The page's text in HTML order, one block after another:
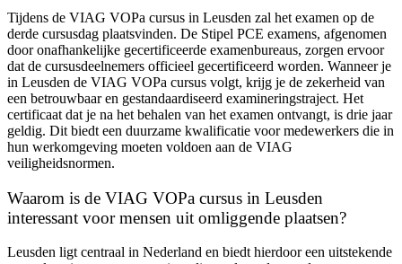
Tijdens de VIAG VOPa cursus in Leusden zal het examen op de
derde cursusdag plaatsvinden. De Stipel PCE examens, afgenomen
door onafhankelijke gecertificeerde examenbureaus, zorgen ervoor
dat de cursusdeelnemers officieel gecertificeerd worden. Wanneer je
in Leusden de VIAG VOPa cursus volgt, krijg je de zekerheid van
een betrouwbaar en gestandaardiseerd examineringstraject. Het
certificaat dat je na het behalen van het examen ontvangt, is drie jaar
geldig. Dit biedt een duurzame kwalificatie voor medewerkers die in
hun werkomgeving moeten voldoen aan de VIAG
veiligheidsnormen.
Waarom is de VIAG VOPa cursus in Leusden
interessant voor mensen uit omliggende plaatsen?
Leusden ligt centraal in Nederland en biedt hierdoor een uitstekende